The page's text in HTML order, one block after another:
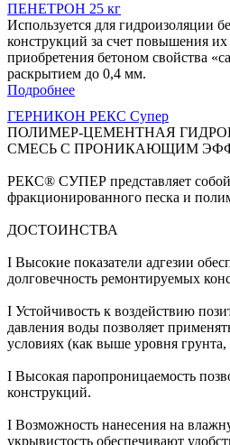
ПЕНЕТРОН 25 кг
Используется для гидроизоляции
конструкций за счет повышения
приобретения бетоном свойства
раскрытием до 0,4 мм.
Подробнее
ГЕРНИКОН РЕКС Супер
ПОЛИМЕР-ЦЕМЕНТНАЯ
СМЕСЬ С ПРОНИКАЮЩИМ
РЕКС® СУПЕР представляет собой
фракционированного песка и
ДОСТОИНСТВА
І Высокие показатели адгезии
долговечность ремонтируемых
І Устойчивость к воздействию
давления воды позволяет
условиях (как выше уровня грунта,
І Высокая паропроницаемость
конструкций.
І Возможность нанесения на
укрывистость обеспечивают